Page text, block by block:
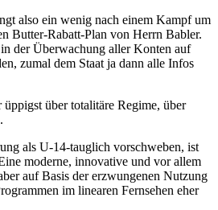
also ein wenig nach einem Kampf um
Butter-Rabatt-Plan von Herrn Babler.
der Überwachung aller Konten auf
zumal dem Staat ja dann alle Infos
über totalitäre Regime, über
als U-14-tauglich vorschweben, ist
moderne, innovative und vor allem
auf Basis der erzwungenen Nutzung
im linearen Fernsehen eher